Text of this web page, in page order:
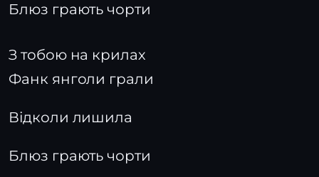
Блюз грають чорти
З тобою на крилах
Фанк янголи грали
Відколи лишила
Блюз грають чорти